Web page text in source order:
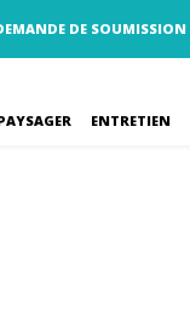
DE SOUMISSION
ENTRETIEN